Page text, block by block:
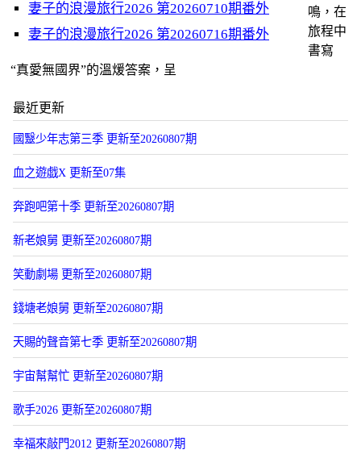
妻子的浪漫旅行2026 第20260710期番外
妻子的浪漫旅行2026 第20260716期番外
鳴，在
旅程中
書寫
“真愛無國界”的溫煖答案，呈
最近更新
國毉少年志第三季 更新至20260807期
血之遊戯X 更新至07集
奔跑吧第十季 更新至20260807期
新老娘舅 更新至20260807期
笑動劇場 更新至20260807期
錢塘老娘舅 更新至20260807期
天賜的聲音第七季 更新至20260807期
宇宙幫幫忙 更新至20260807期
歌手2026 更新至20260807期
幸福來敲門2012 更新至20260807期